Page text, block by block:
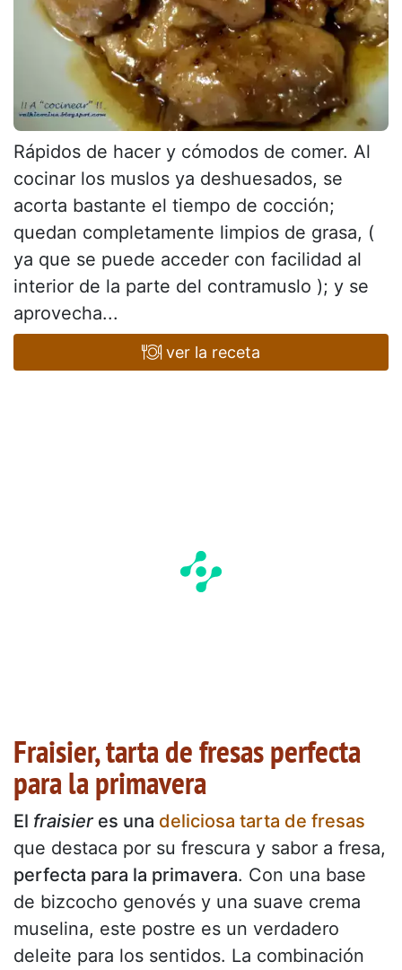
Rápidos de hacer y cómodos de comer. Al
cocinar los muslos ya deshuesados, se
acorta bastante el tiempo de cocción;
quedan completamente limpios de grasa, (
ya que se puede acceder con facilidad al
interior de la parte del contramuslo ); y se
aprovecha...
ver la receta
Fraisier, tarta de fresas perfecta
para la primavera
El fraisier es una deliciosa tarta de fresas
que destaca por su frescura y sabor a fresa,
perfecta para la primavera. Con una base
de bizcocho genovés y una suave crema
muselina, este postre es un verdadero
deleite para los sentidos. La combinación